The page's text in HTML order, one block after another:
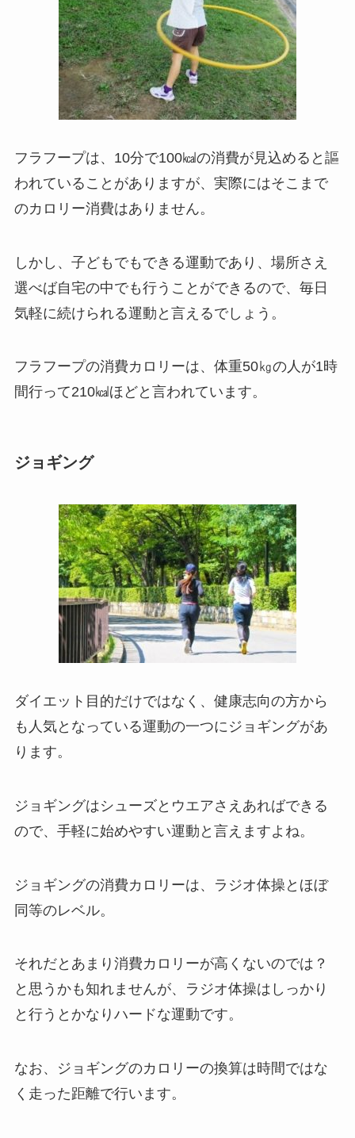
フラフープは、10分で100㎉の消費が見込めると謳
われていることがありますが、実際にはそこまで
のカロリー消費はありません。
しかし、子どもでもできる運動であり、場所さえ
選べば自宅の中でも行うことができるので、毎日
気軽に続けられる運動と言えるでしょう。
フラフープの消費カロリーは、体重50㎏の人が1時
間行って210㎉ほどと言われています。
ジョギング
ダイエット目的だけではなく、健康志向の方から
も人気となっている運動の一つにジョギングがあ
ります。
ジョギングはシューズとウエアさえあればできる
ので、手軽に始めやすい運動と言えますよね。
ジョギングの消費カロリーは、ラジオ体操とほぼ
同等のレベル。
それだとあまり消費カロリーが高くないのでは？
と思うかも知れませんが、ラジオ体操はしっかり
と行うとかなりハードな運動です。
なお、ジョギングのカロリーの換算は時間ではな
く走った距離で行います。